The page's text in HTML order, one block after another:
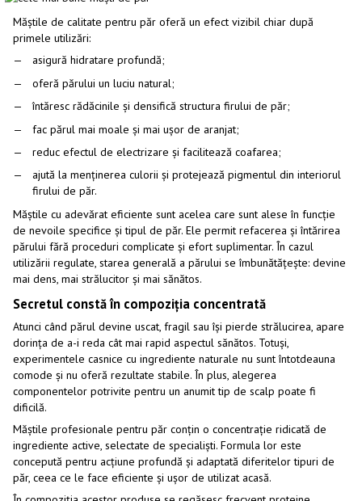
Măștile de calitate pentru păr oferă un efect vizibil chiar după
primele utilizări:
asigură hidratare profundă;
oferă părului un luciu natural;
întăresc rădăcinile și densifică structura firului de păr;
fac părul mai moale și mai ușor de aranjat;
reduc efectul de electrizare și facilitează coafarea;
ajută la menținerea culorii și protejează pigmentul din interiorul
firului de păr.
Măștile cu adevărat eficiente sunt acelea care sunt alese în funcție
de nevoile specifice și tipul de păr. Ele permit refacerea și întărirea
părului fără proceduri complicate și efort suplimentar. În cazul
utilizării regulate, starea generală a părului se îmbunătățește: devine
mai dens, mai strălucitor și mai sănătos.
Secretul constă în compoziția concentrată
Atunci când părul devine uscat, fragil sau își pierde strălucirea, apare
dorința de a-i reda cât mai rapid aspectul sănătos. Totuși,
experimentele casnice cu ingrediente naturale nu sunt întotdeauna
comode și nu oferă rezultate stabile. În plus, alegerea
componentelor potrivite pentru un anumit tip de scalp poate fi
dificilă.
Măștile profesionale pentru păr conțin o concentrație ridicată de
ingrediente active, selectate de specialiști. Formula lor este
concepută pentru acțiune profundă și adaptată diferitelor tipuri de
păr, ceea ce le face eficiente și ușor de utilizat acasă.